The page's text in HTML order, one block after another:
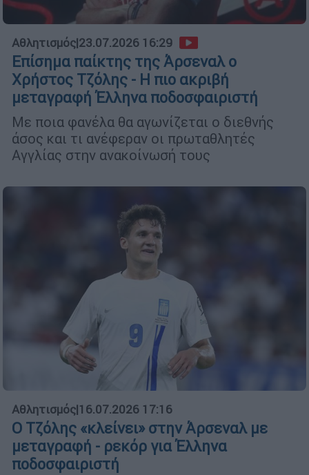
Αθλητισμός|23.07.2026 16:29
Επίσημα παίκτης της Άρσεναλ ο
Χρήστος Τζόλης - Η πιο ακριβή
μεταγραφή Έλληνα ποδοσφαιριστή
Με ποια φανέλα θα αγωνίζεται ο διεθνής
άσος και τι ανέφεραν οι πρωταθλητές
Αγγλίας στην ανακοίνωσή τους
Αθλητισμός|16.07.2026 17:16
Ο Τζόλης «κλείνει» στην Άρσεναλ με
μεταγραφή - ρεκόρ για Έλληνα
ποδοσφαιριστή